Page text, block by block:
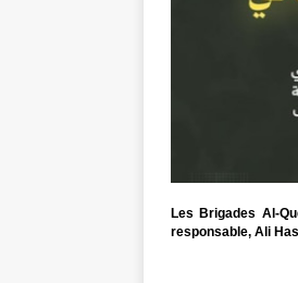
Les Brigades Al-
responsable, Ali